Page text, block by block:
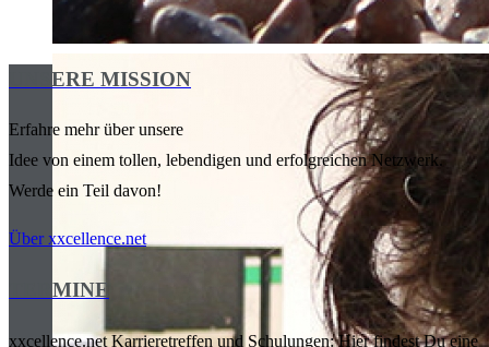
UNSERE MISSION
Erfahre mehr über unsere
Idee von einem tollen, lebendigen und erfolgreichen Netzwerk.
Werde ein Teil davon!
Über xxcellence.net
TERMINE
xxcellence.net Karrieretreffen und Schulungen: Hier findest Du eine